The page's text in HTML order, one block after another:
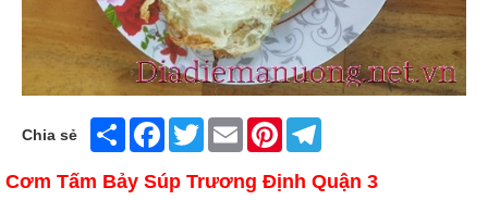
Chia sẻ Share FacebookTwitter Email Pinterest
Cơm Tấm Bảy Súp Trương Định Quận 3